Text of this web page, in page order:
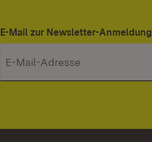
E-Mail zur Newsletter-Anmeldung